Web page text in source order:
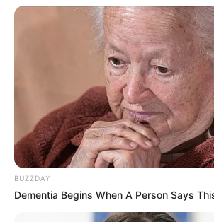
Το βαθύ κράτος βρίσκεται ήδη σε
Προετοιμαστείτε για επιθέσεις στα
πληροφοριών από υπηρεσίες που
κατάρρευση των απάτων και των
Αυτή μπορεί να είναι μια από τις πιο
του Τραμπ μέχρι στιγμής. Επιβάλλει
επιτίθεται στο εποπτικό κράτος και
διεφθαρμένα δίκτυα που υπονομεύουν
Δημοκρατία.
BUZZDAY
Dementia Begins When A Person Says